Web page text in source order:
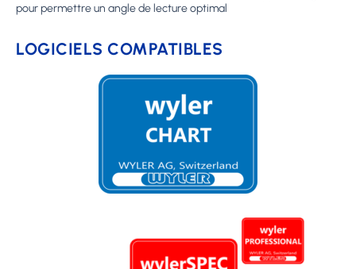
pour permettre un angle de lecture optimal
LOGICIELS COMPATIBLES